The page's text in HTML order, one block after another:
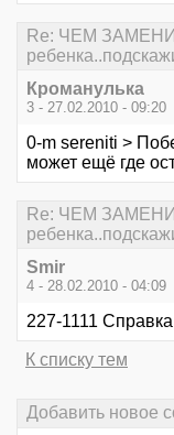
Re: ЧЕМ
Кроманулька
3 - 27.02.2010 - 09:20
0-m sereniti >
может ещё где
Re: ЧЕМ
Smir
4 - 28.02.2010 - 04:09
227-1111
К списку тем
Добавить новое